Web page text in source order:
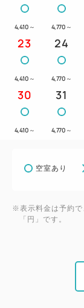
4,410 ～ 4,770 ～
23
4,410 ～
24
4,770 ～
30
4,410 ～
31
4,770 ～
空室あり
※表示料金は予約で
「円」です。